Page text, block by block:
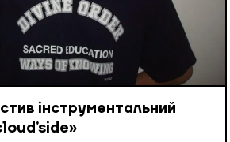
інструментальний